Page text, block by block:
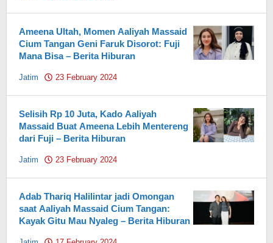
Ameena Ultah, Momen Aaliyah Massaid
Cium Tangan Geni Faruk Disorot: Fuji
Mana Bisa – Berita Hiburan
Jatim 23 February 2024
Selisih Rp 10 Juta, Kado Aaliyah
Massaid Buat Ameena Lebih Mentereng
dari Fuji – Berita Hiburan
Jatim 23 February 2024
Adab Thariq Halilintar jadi Omongan
saat Aaliyah Massaid Cium Tangan:
Kayak Gitu Mau Nyaleg – Berita Hiburan